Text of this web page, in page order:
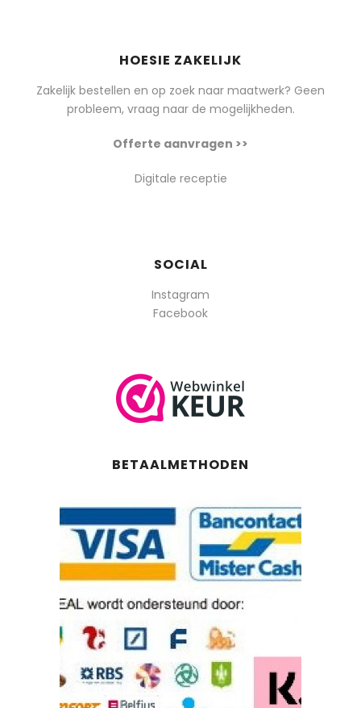
HOESIE ZAKELIJK
Zakelijk bestellen en op zoek naar maatwerk? Geen
probleem, vraag naar de mogelijkheden.
Offerte aanvragen >>
Digitale receptie
SOCIAL
Instagram
Facebook
BETAALMETHODEN